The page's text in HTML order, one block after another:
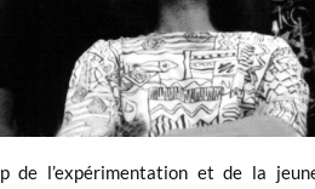
l’expérimentation et de la